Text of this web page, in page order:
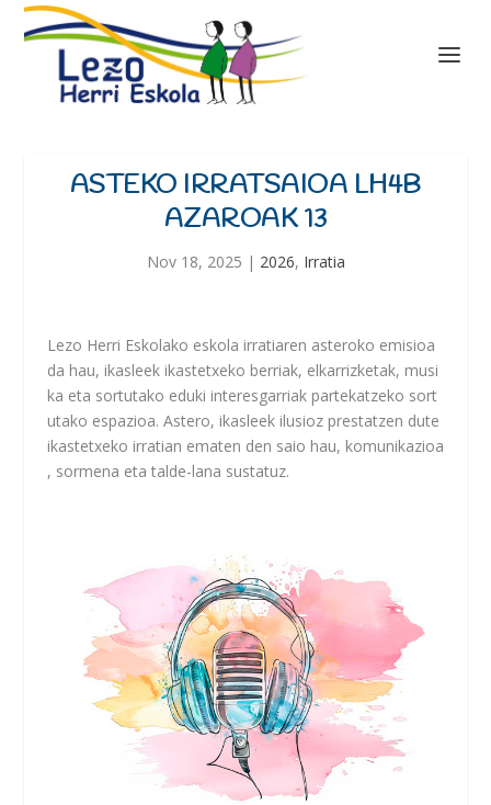
ASTEKO IRRATSAIOA LH4B
AZAROAK 13
Nov 18, 2025 | 2026, Irratia
Lezo Herri Eskolako eskola irratiaren asteroko emisioa
da hau, ikasleek ikastetxeko berriak, elkarrizketak, musi
ka eta sortutako eduki interesgarriak partekatzeko sort
utako espazioa. Astero, ikasleek ilusioz prestatzen dute
ikastetxeko irratian ematen den saio hau, komunikazioa
, sormena eta talde-lana sustatuz.